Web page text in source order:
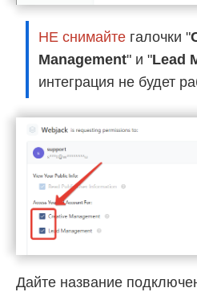
НЕ снимайте галочки "
Management" и "Lead
интеграция не будет
Дайте название